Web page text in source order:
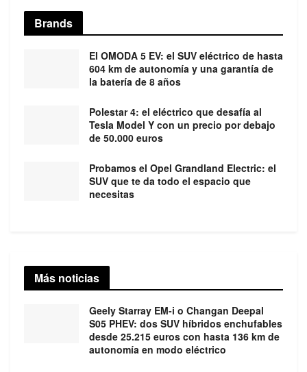
Brands
El OMODA 5 EV: el SUV eléctrico de hasta
604 km de autonomía y una garantía de
la batería de 8 años
Polestar 4: el eléctrico que desafía al
Tesla Model Y con un precio por debajo
de 50.000 euros
Probamos el Opel Grandland Electric: el
SUV que te da todo el espacio que
necesitas
Más noticias
Geely Starray EM-i o Changan Deepal
S05 PHEV: dos SUV híbridos enchufables
desde 25.215 euros con hasta 136 km de
autonomía en modo eléctrico